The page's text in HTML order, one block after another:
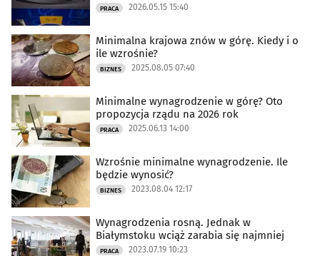
PRACA 2026.05.15 15:40
Minimalna krajowa znów w górę. Kiedy i o
ile wzrośnie?
BIZNES 2025.08.05 07:40
Minimalne wynagrodzenie w górę? Oto
propozycja rządu na 2026 rok
PRACA 2025.06.13 14:00
Wzrośnie minimalne wynagrodzenie. Ile
będzie wynosić?
BIZNES 2023.08.04 12:17
Wynagrodzenia rosną. Jednak w
Białymstoku wciąż zarabia się najmniej
PRACA 2023.07.19 10:23